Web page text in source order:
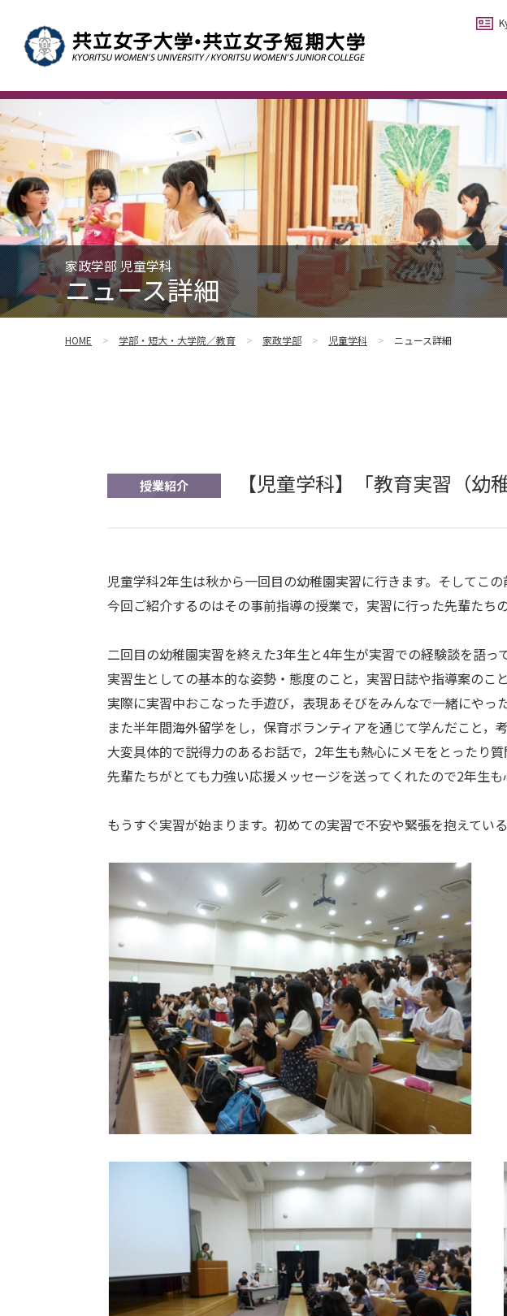
家政学部 児童学科
ニュース詳細
HOME 学部・短大・大学院／教育 家政学部 児童学科 ニュース詳細
授業紹介 【児童学科】「教育実習（
児童学科2年生は秋から一回目の幼稚園実習に行きます。そしてこ
今回ご紹介するのはその事前指導の授業で，実習に行った先輩たち
二回目の幼稚園実習を終えた3年生と4年生が実習での経験談を語っ
実習生としての基本的な姿勢・態度のこと，実習日誌や指導案のこ
実際に実習中おこなった手遊び，表現あそびをみんなで一緒にやっ
また半年間海外留学をし，保育ボランティアを通じて学んだこと，
大変具体的で説得力のあるお話で，2年生も熱心にメモをとったり質
先輩たちがとても力強い応援メッセージを送ってくれたので2年生も
もうすぐ実習が始まります。初めての実習で不安や緊張を抱えてい